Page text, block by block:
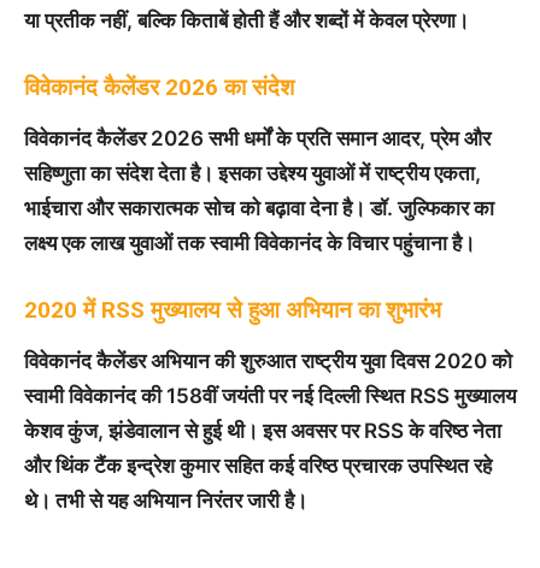
या प्रतीक नहीं, बल्कि किताबें होती हैं और शब्दों में केवल प्रेरणा।
विवेकानंद कैलेंडर 2026 का संदेश
विवेकानंद कैलेंडर 2026 सभी धर्मों के प्रति समान आदर, प्रेम और
सहिष्णुता का संदेश देता है। इसका उद्देश्य युवाओं में राष्ट्रीय एकता,
भाईचारा और सकारात्मक सोच को बढ़ावा देना है। डॉ. जुल्फिकार का
लक्ष्य एक लाख युवाओं तक स्वामी विवेकानंद के विचार पहुंचाना है।
2020 में RSS मुख्यालय से हुआ अभियान का शुभारंभ
विवेकानंद कैलेंडर अभियान की शुरुआत राष्ट्रीय युवा दिवस 2020 को
स्वामी विवेकानंद की 158वीं जयंती पर नई दिल्ली स्थित RSS मुख्यालय
केशव कुंज, झंडेवालान से हुई थी। इस अवसर पर RSS के वरिष्ठ नेता
और थिंक टैंक इन्द्रेश कुमार सहित कई वरिष्ठ प्रचारक उपस्थित रहे
थे। तभी से यह अभियान निरंतर जारी है।